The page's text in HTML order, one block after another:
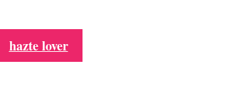
hazte lover